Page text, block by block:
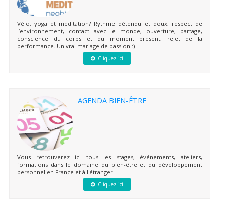
Vélo, yoga et méditation? Rythme détendu et doux, respect de
l’environnement, contact avec le monde, ouverture, partage,
conscience du corps et du moment présent, rejet de la
performance. Un vrai mariage de passion :)
Cliquez ici
AGENDA BIEN-ÊTRE
Vous retrouverez ici tous les stages, événements, ateliers,
formations dans le domaine du bien-être et du développement
personnel en France et à l'étranger.
Cliquez ici